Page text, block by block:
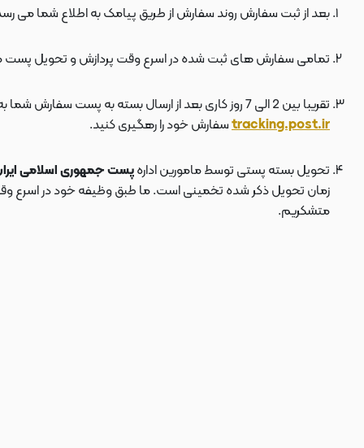
بعد از ثبت سفارش روند سفارش از طریق پیامک به اطلاع شما می
تمامی سفارش های ثبت شده در اسرع وقت پردازش و تحویل
تقریبا بین 2 الی 7 روز کاری بعد از ارسال بسته به پست سفارش شما به دستتان می رسد . بعد از ارسال بسته به پست ، کد مرسوله هم برای شما پیامک می شود که توسط آن می توانید در سایت پست به نشانی
tracking.post.irسفارش خود را رهگیری کنید.
تحویل بسته پستی توسط مامورین ادارهپست جمهوری اسلامی
زمان تحویل ذکر شده تخمینی است. ما طبق وظیفه خود در اسرع وقت
متشکریم.